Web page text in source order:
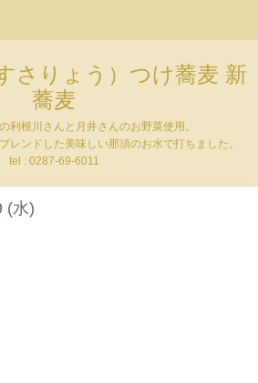
さりょう）つけ蕎麦 新
蕎麦
利根川さんと月井さんのお野菜使用。
レンドした美味しい那須のお水で打ちました。
tel : 0287-69-6011
(水)